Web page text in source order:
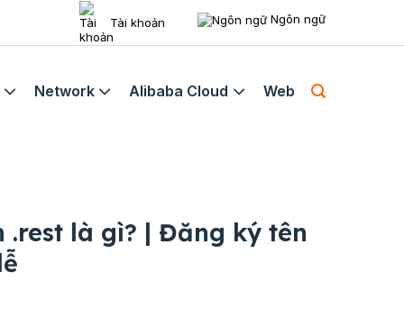
Tài khoản Ngôn ngữ
Network Alibaba Cloud Web
.rest là gì? | Đăng ký tên